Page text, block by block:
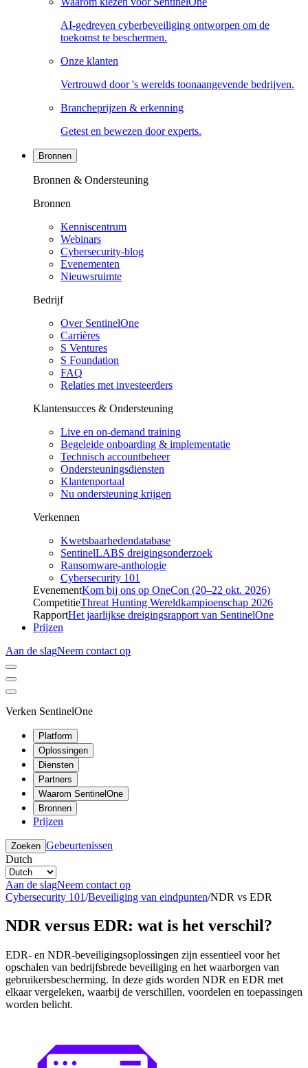
AI-gedreven cyberbeveiliging ontworpen om de
toekomst te beschermen.
Onze klanten
Vertrouwd door 's werelds toonaangevende bedrijven.
Brancheprijzen & erkenning
Getest en bewezen door experts.
Bronnen
Bronnen & Ondersteuning
Bronnen
Kenniscentrum
Webinars
Cybersecurity-blog
Evenementen
Nieuwsruimte
Bedrijf
Over SentinelOne
Carrières
S Ventures
S Foundation
FAQ
Relaties met investeerders
Klantensucces & Ondersteuning
Live en on-demand training
Begeleide onboarding & implementatie
Technisch accountbeheer
Ondersteuningsdiensten
Klantenportaal
Nu ondersteuning krijgen
Verkennen
Kwetsbaarhedendatabase
SentinelLABS dreigingsonderzoek
Ransomware-anthologie
Cybersecurity 101
EvenementKom bij ons op OneCon (20–22 okt. 2026)
CompetitieThreat Hunting Wereldkampioenschap 2026
RapportHet jaarlijkse dreigingsrapport van SentinelOne
Prijzen
Aan de slagNeem contact op
Verken SentinelOne
Platform
Oplossingen
Diensten
Partners
Waarom SentinelOne
Bronnen
Prijzen
Zoeken Gebeurtenissen
Dutch
Aan de slagNeem contact op
Cybersecurity 101/Beveiliging van eindpunten/NDR vs EDR
NDR versus EDR: wat is het verschil?
EDR- en NDR-beveiligingsoplossingen zijn essentieel voor het
opschalen van bedrijfsbrede beveiliging en het waarborgen van
gebruikersbescherming. In deze gids worden NDR en EDR met
elkaar vergeleken, waarbij de verschillen, voordelen en toepassingen
worden belicht.